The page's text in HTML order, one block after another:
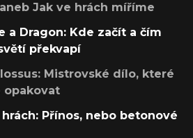
Jak ve hrách míříme
a Dragon: Kde začít a čím
překvapí
Mistrovské dílo, které
opakovat
Přínos, nebo betonové